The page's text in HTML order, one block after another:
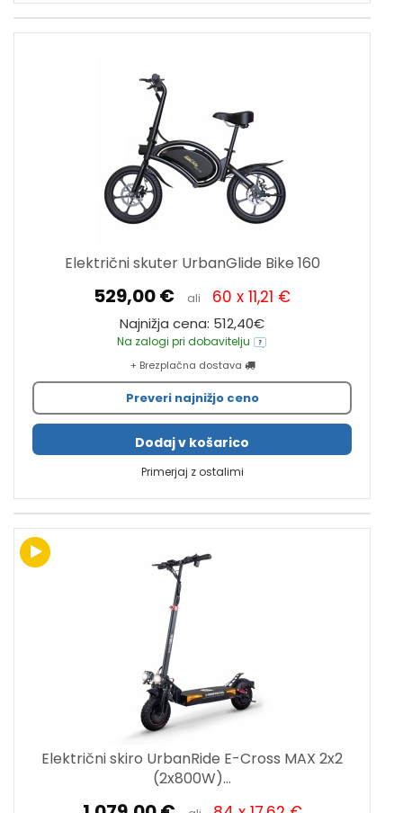
Električni skuter UrbanGlide Bike 160
529,00 € ali 60 x 11,21 €
Najnižja cena: 512,40€
Na zalogi pri dobavitelju
+ Brezplačna dostava
Preveri najnižjo ceno
Dodaj v košarico
Primerjaj z ostalimi
Električni skiro UrbanRide E-Cross MAX 2x2
(2x800W)...